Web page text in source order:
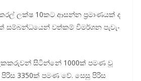
ලක්ෂ 10කට ආසන්න ප්‍රමා­ණ­යක් ද
සම්බ­න්ධ‍යෙන් වත්කම් විම­ර්ශන පැවැ­
සිටින්නේ 1000ක් පමණ වූ
3350ක් පමණ වේ. සෙසු පිරිස